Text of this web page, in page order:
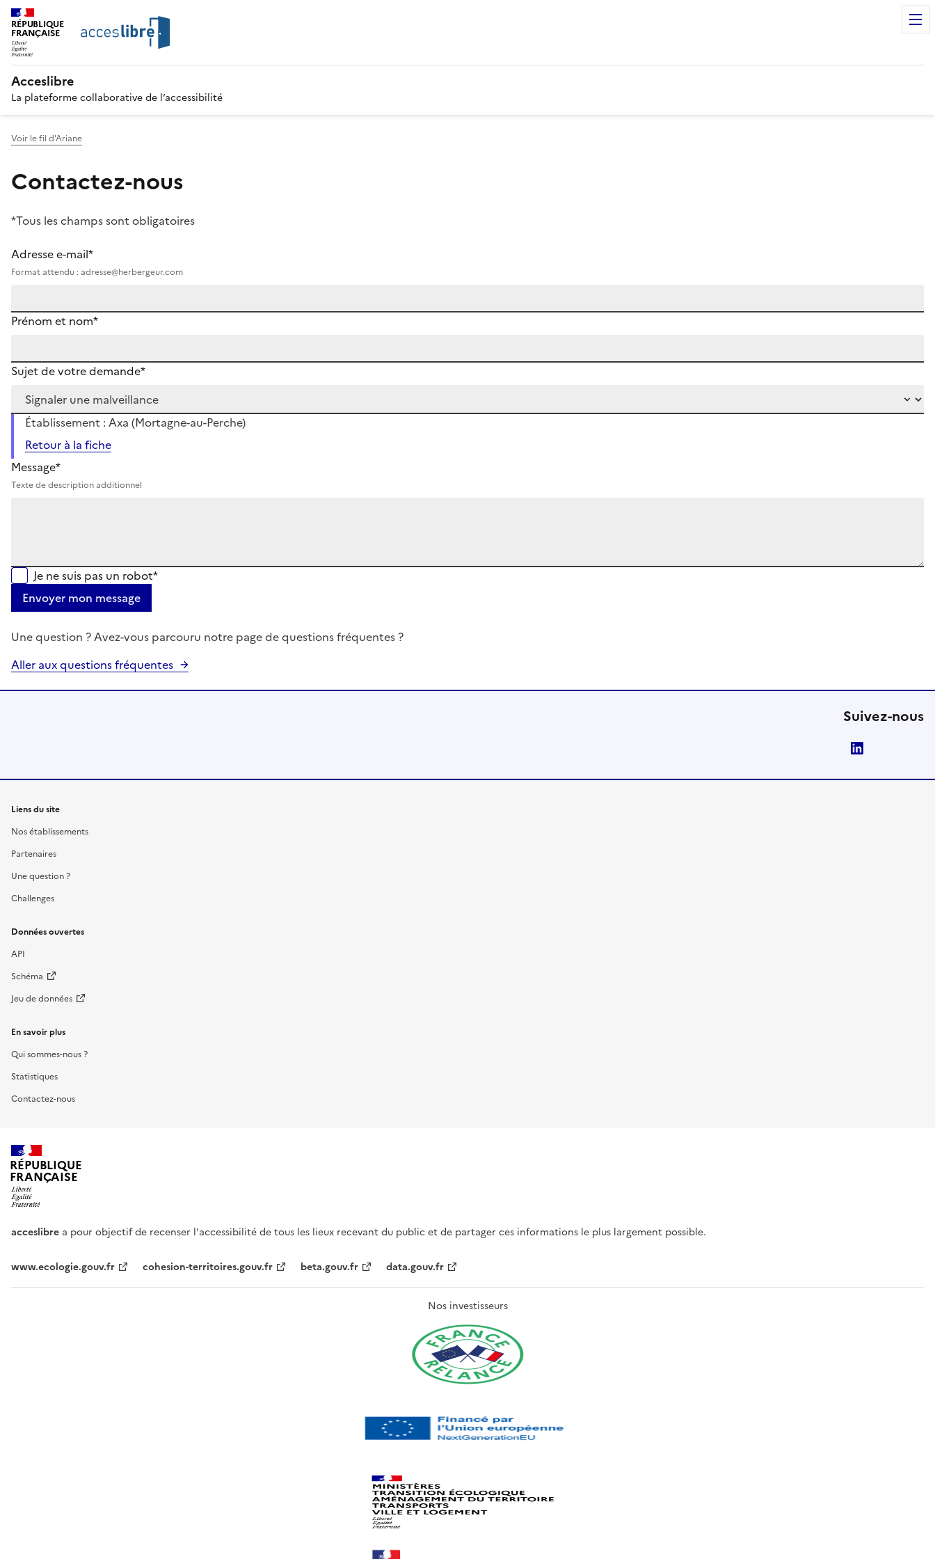
RÉPUBLIQUE
FRANÇAISE
Acceslibre
La plateforme collaborative de l’accessibilité
Voir le fil d'Ariane
Contactez-nous
*Tous les champs sont obligatoires
Adresse e-mail*
Format attendu : adresse@herbergeur.com
Prénom et nom*
Sujet de votre demande*
Établissement : Axa (Mortagne-au-Perche)
Retour à la fiche
Message*
Texte de description additionnel
Je ne suis pas un robot*
Envoyer mon message
Une question ? Avez-vous parcouru notre page de questions fréquentes ?
Aller aux questions fréquentes
Suivez-nous
Liens du site
Nos établissements
Partenaires
Une question ?
Challenges
Données ouvertes
API
Schéma
Jeu de données
En savoir plus
Qui sommes-nous ?
Statistiques
Contactez-nous
RÉPUBLIQUE
FRANÇAISE
acceslibre a pour objectif de recenser l'accessibilité de tous les lieux recevant du public et de partager ces informations le plus largement possible.
www.ecologie.gouv.fr cohesion-territoires.gouv.fr beta.gouv.fr data.gouv.fr
Nos investisseurs